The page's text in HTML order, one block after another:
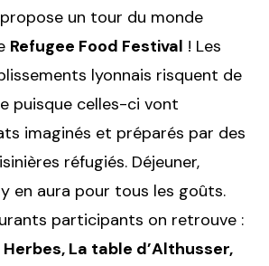
un tour du monde
Refugee Food Festival ! Les
lyonnais risquent de
puisque celles-ci vont
imaginés et préparés par des
réfugiés. Déjeuner,
en aura pour tous les goûts.
participants on retrouve :
La table d’Althusser,